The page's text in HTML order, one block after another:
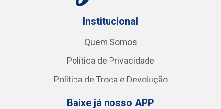
Institucional
Quem Somos
Política de Privacidade
Política de Troca e Devolução
Baixe já nosso APP